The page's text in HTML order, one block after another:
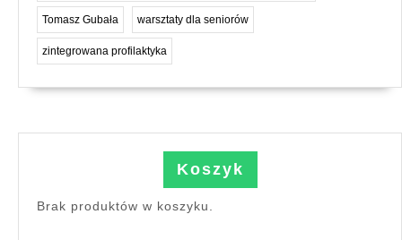
Tomasz Gubała warsztaty dla seniorów
zintegrowana profilaktyka
Koszyk
Brak produktów w koszyku.